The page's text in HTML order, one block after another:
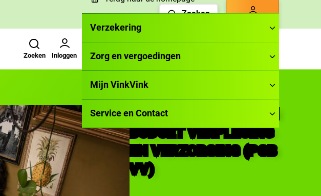
Zoeken
Zoeken Inloggen
Verzekering
Zorg en vergoedingen
Mijn VinkVink
Service en ContactPERSOONSGEBONDEN
BUDGET VERPLEGING
EN VERZORGING (PGB
VV)